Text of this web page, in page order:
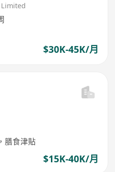
$30K-45K/月
膳食津貼
$15K-40K/月